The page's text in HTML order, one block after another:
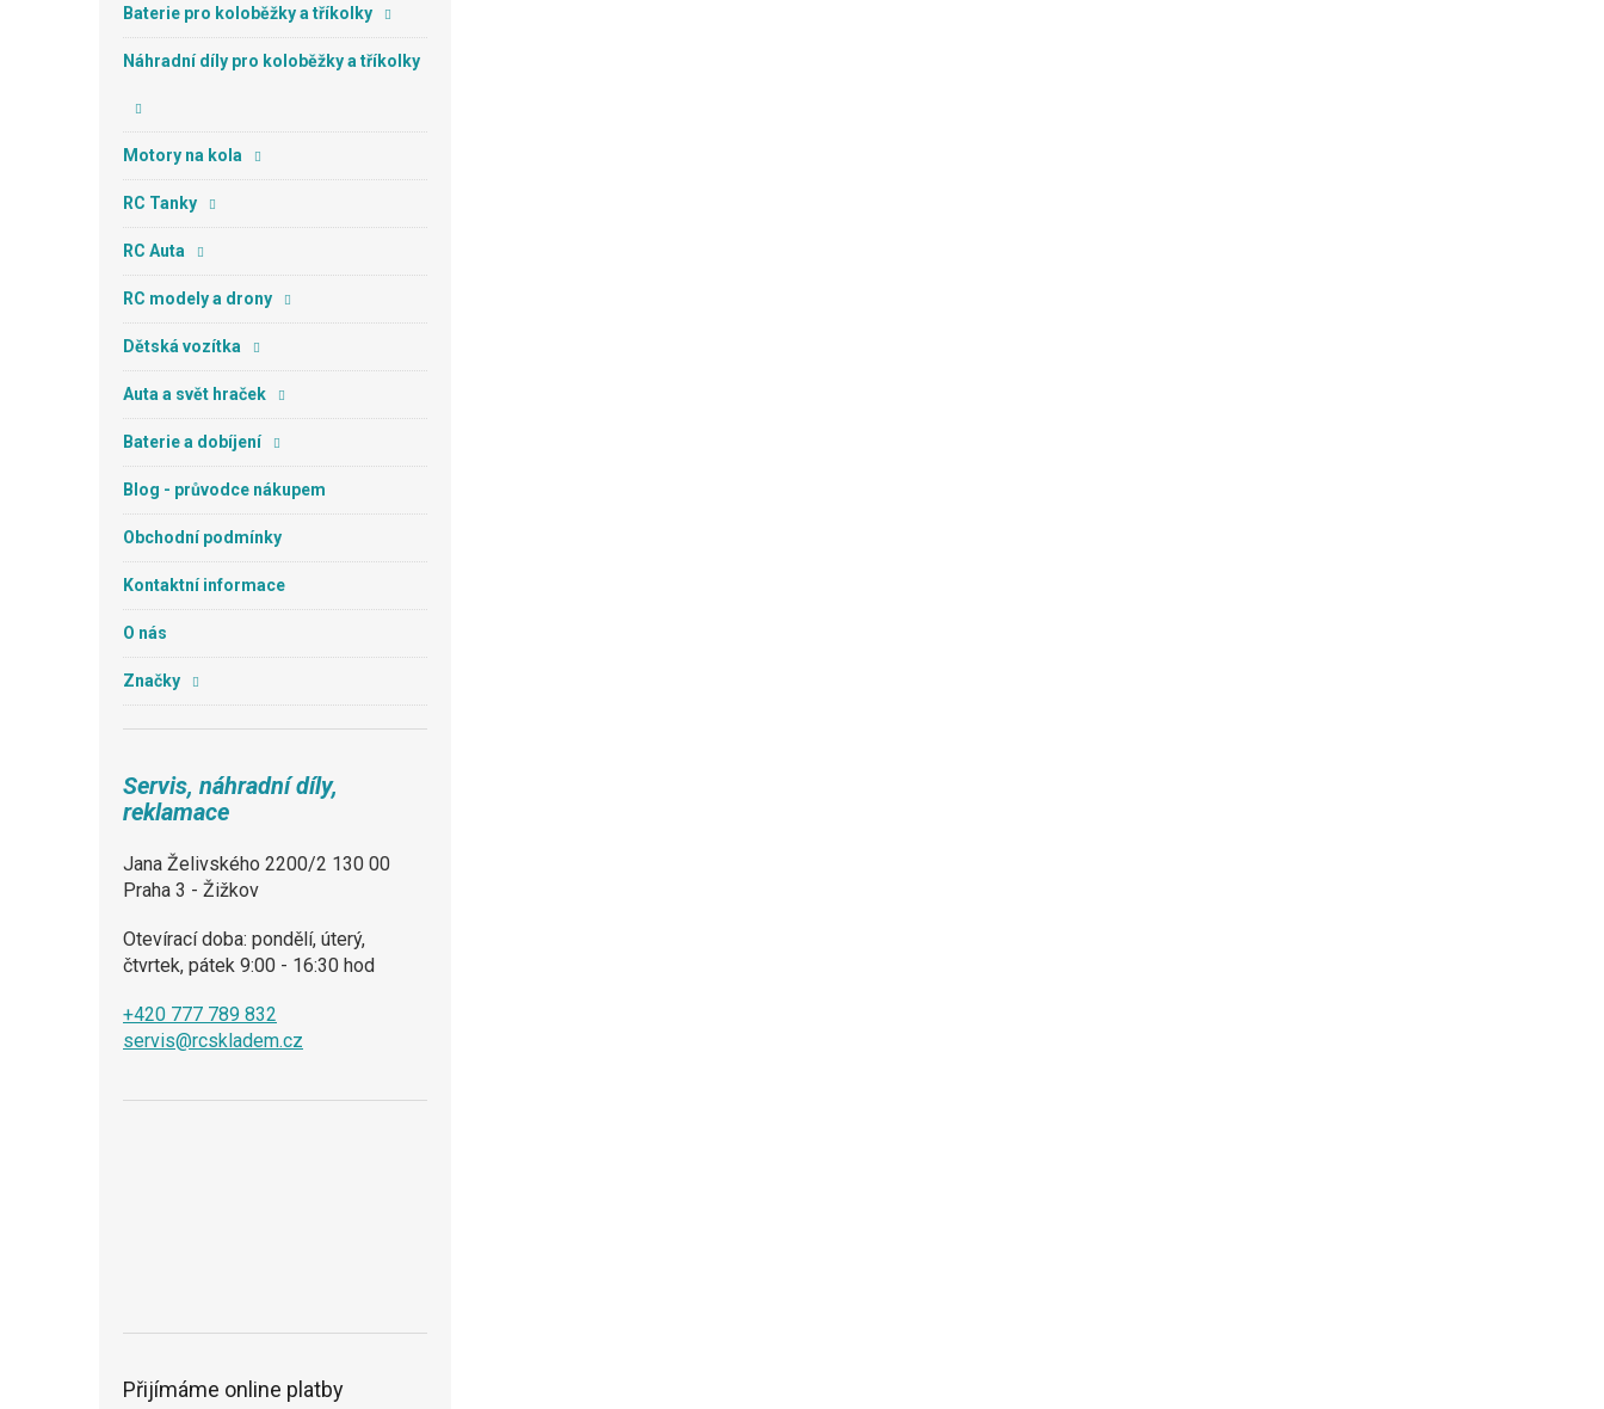
Baterie pro koloběžky a tříkolky
Náhradní díly pro koloběžky a tříkolky
Motory na kola
RC Tanky
RC Auta
RC modely a drony
Dětská vozítka
Auta a svět hraček
Baterie a dobíjení
Blog - průvodce nákupem
Obchodní podmínky
Kontaktní informace
O nás
Značky
Servis, náhradní díly,
reklamace
Jana Želivského 2200/2 130 00
Praha 3 - Žižkov
Otevírací doba: pondělí, úterý,
čtvrtek, pátek 9:00 - 16:30 hod
+420 777 789 832
servis@rcskladem.cz
Přijímáme online platby